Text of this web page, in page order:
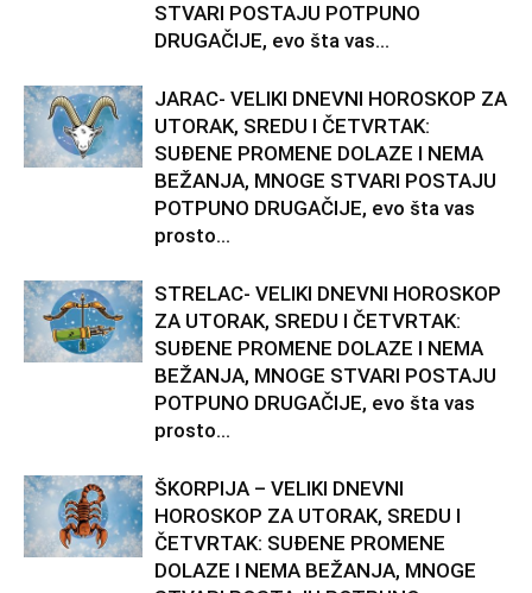
STVARI POSTAJU POTPUNO
DRUGAČIJE, evo šta vas...
JARAC- VELIKI DNEVNI HOROSKOP ZA
UTORAK, SREDU I ČETVRTAK:
SUĐENE PROMENE DOLAZE I NEMA
BEŽANJA, MNOGE STVARI POSTAJU
POTPUNO DRUGAČIJE, evo šta vas
prosto...
STRELAC- VELIKI DNEVNI HOROSKOP
ZA UTORAK, SREDU I ČETVRTAK:
SUĐENE PROMENE DOLAZE I NEMA
BEŽANJA, MNOGE STVARI POSTAJU
POTPUNO DRUGAČIJE, evo šta vas
prosto...
ŠKORPIJA – VELIKI DNEVNI
HOROSKOP ZA UTORAK, SREDU I
ČETVRTAK: SUĐENE PROMENE
DOLAZE I NEMA BEŽANJA, MNOGE